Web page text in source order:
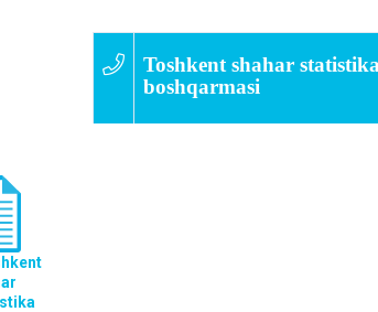
Toshkent shahar statistika
boshqarmasi